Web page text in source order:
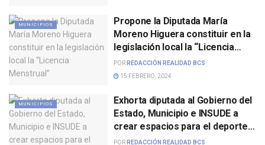
MUNICIPIOS
Propone la Diputada María
Moreno Higuera constituir en la
legislación local la “Licencia
Menstrual”
POR REDACCIÓN REALIDAD BCS
15 FEBRERO, 2024
MUNICIPIOS
Exhorta diputada al Gobierno del
Estado, Municipio e INSUDE a
crear espacios para el deporte
en Mulegé
POR REDACCIÓN REALIDAD BCS